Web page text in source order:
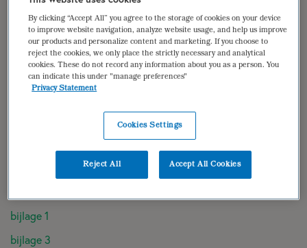
samenvatting
(para)medische gegevens
diëtistische gegevens
geraadpleegde literatuur
bijlage 1
bijlage 3
By clicking “Accept All” you agree to the storage of cookies on your device
to improve website navigation, analyze website usage, and help us improve
our products and personalize content and marketing. If you choose to
reject the cookies, we only place the strictly necessary and analytical
cookies. These do not record any information about you as a person. You
can indicate this under "manage preferences"
Privacy Statement
Cookies Settings
Reject All Accept All Cookies